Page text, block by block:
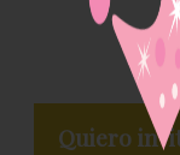
Quiero